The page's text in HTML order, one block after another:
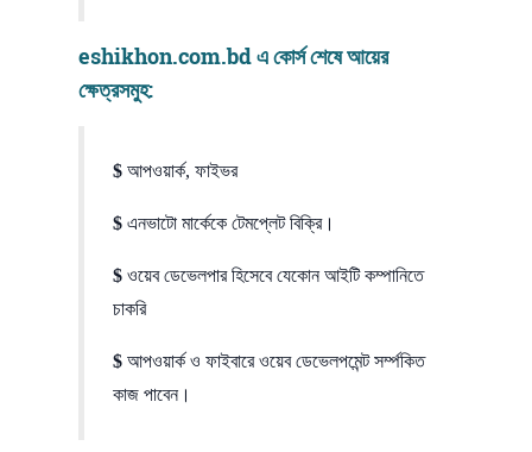
eshikhon.com.bdএ কোর্স শেষে আয়ের
ক্ষেত্রসমুহ:
$ আপওয়ার্ক, ফাইভর
$ এনভাটো মার্কেকে টেমপ্লেট বিক্রি।
$ ওয়েব ডেভেলপার হিসেবে যেকোন আইটি কম্পানিতে
চাকরি
$ আপওয়ার্ক ও ফাইবারে ওয়েব ডেভেলপমেন্ট সর্ম্পকিত
কাজ পাবেন।